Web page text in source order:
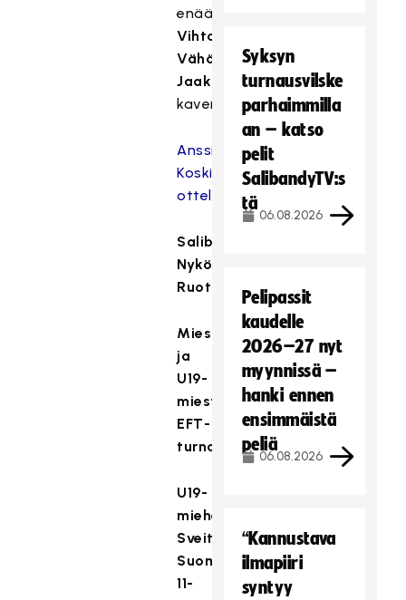
enää
Vihtori
Vähä-
Jaakkolan
kavennukseen.
Anssi
Koskisen
ottelukuviin
Salibandya,
Nyköping,
Ruotsi
Miesten
ja
U19-
miesten
EFT-
turnaus
U19-
miehet:
Sveitsi–
Suomi
11-
Syksyn
turnausvilske
parhaimmilla
an – katso
pelit
SalibandyTV:s
tä
06.08.2026
Pelipassit
kaudelle
2026–27 nyt
myynnissä –
hanki ennen
ensimmäistä
peliä
06.08.2026
“Kannustava
ilmapiiri
syntyy